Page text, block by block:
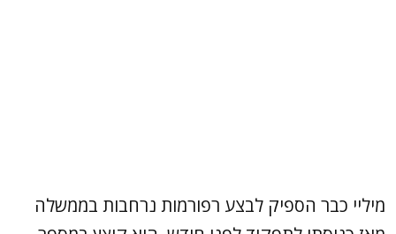
מיליי כבר הספיק לבצע רפורמות נרחבות בממשלה